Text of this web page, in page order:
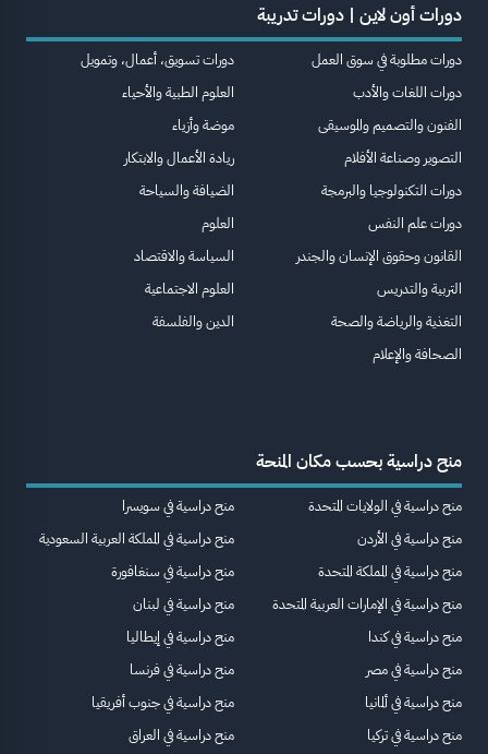
دورات أون لاين | دورات تدريبة
دورات مطلوبة في سوق العمل
دورات اللغات والأدب
الفنون والتصميم والموسيقى
التصوير وصناعة الأفلام
دورات التكنولوجيا والبرمجة
دورات علم النفس
القانون وحقوق الإنسان والجندر
التربية والتدريس
التغذية والرياضة والصحة
الصحافة والإعلام
دورات تسويق، أعمال، وتمويل
العلوم الطبية والأحياء
موضة وأزياء
ريادة الأعمال والابتكار
الضيافة والسياحة
العلوم
السياسة والاقتصاد
العلوم الاجتماعية
الدين والفلسفة
منح دراسية بحسب مكان المنحة
منح دراسية في الولايات المتحدة
منح دراسية في الأردن
منح دراسية في المملكة المتحدة
منح دراسية في الإمارات العربية المتحدة
منح دراسية في كندا
منح دراسية في مصر
منح دراسية في ألمانيا
منح دراسية في تركيا
منح دراسية في سويسرا
منح دراسية في المملكة العربية السعودية
منح دراسية في سنغافورة
منح دراسية في لبنان
منح دراسية في إيطاليا
منح دراسية في فرنسا
منح دراسية في جنوب أفريقيا
منح دراسية في العراق